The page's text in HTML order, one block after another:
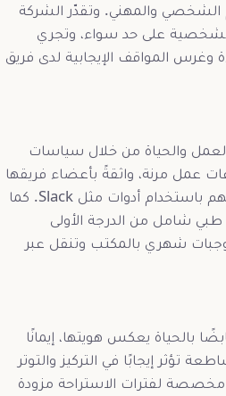
الشخصي والمهني. وتقدّر الشركة
الشخصية على حد سواء، وتجري
وغرس المواقف الإيجابية لدى فريق
العمل والحياة من خلال سياسات
عمل مرنة، واثقةً بأعضاء فريقها
للعمل في أوقات ذروة إنتاجيتهم باستخدام أدوات مثل Slack. كما
شامل من الدرجة الأولى
شهري بالمكتب وتنقل عبر
بالحياة يعكس هويتها، إيمانًا
تؤثر إيجابًا في التركيز والتوتر
مخصصة لفترات الاستراحة مزودة